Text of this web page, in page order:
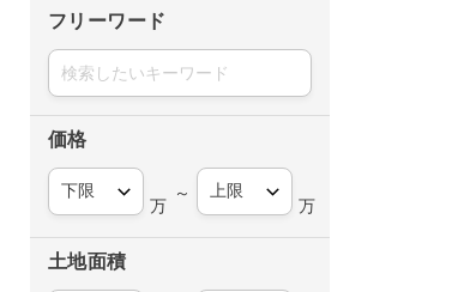
フリーワード
価格
万
～
万
土地面積